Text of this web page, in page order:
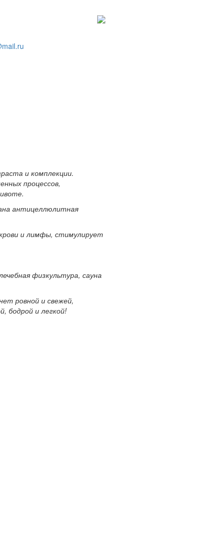
и комплекции.
процессов,
антицеллюлитная
и лимфы, стимулирует
физкультура, сауна
ровной и свежей,
бодрой и легкой!